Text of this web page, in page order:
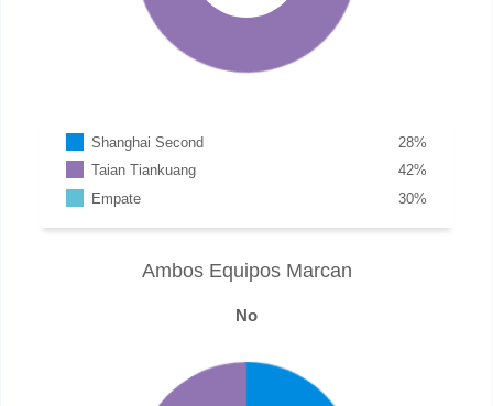
Shanghai Second %
28
Taian Tiankuang
%
42
Empate
%
30
Ambos Equipos Marcan
No